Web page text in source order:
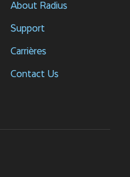
About Radius
Support
Carrières
Contact Us